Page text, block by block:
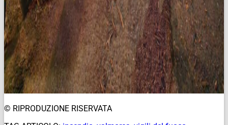
© RIPRODUZIONE RISERVATA